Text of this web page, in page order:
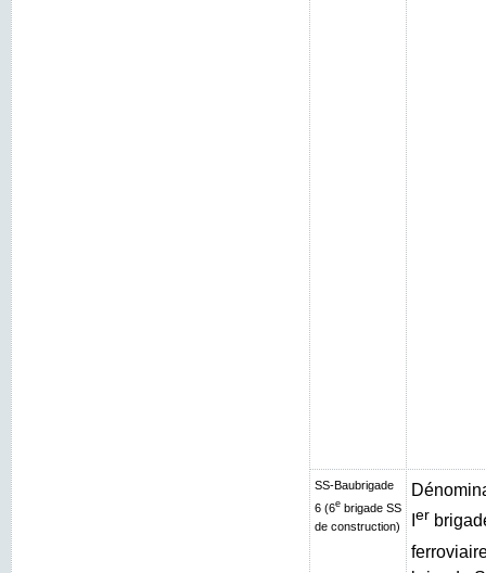
SS-Baubrigade
6 (6e brigade SS
de construction)
er